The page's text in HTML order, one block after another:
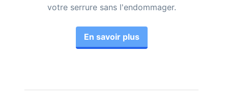
votre serrure sans l'endommager.
En savoir plus